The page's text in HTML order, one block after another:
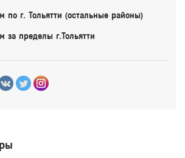
по г. Тольятти (остальные районы)
за пределы г.Тольятти